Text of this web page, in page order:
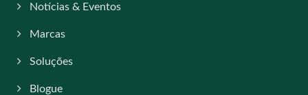
Notícias & Eventos
Marcas
Soluções
Blogue